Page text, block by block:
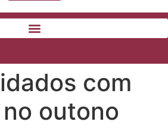
com
outono